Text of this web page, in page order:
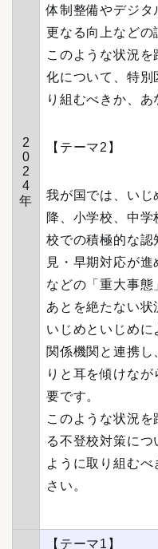
2
0
2
4
年
体制整備やデジタ
更なる向上などの
このような状況
化について、特別
り組むべきか、あ
【テーマ2】
我が国では、いじ
降、小学校、中
校での積極的な認
見・早期対応が
などの「重大事
あとを絶たない状
いじめといじめに
関係機関と連携
りと耳を傾けな
要です。
このような状況を
る不登校対策に
ように取り組む
さい。
【テーマ1】